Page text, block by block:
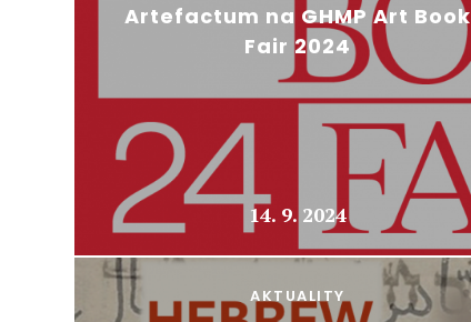
Artefactum na GHMP Art Book
Fair 2024
14. 9. 2024
AKTUALITY